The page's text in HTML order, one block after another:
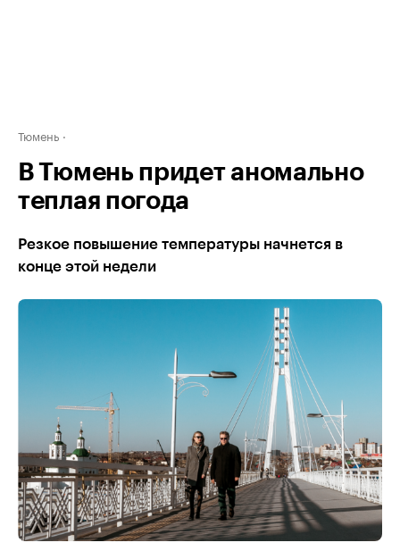
Тюмень
В Тюмень придет аномально
теплая погода
Резкое повышение температуры начнется в
конце этой недели